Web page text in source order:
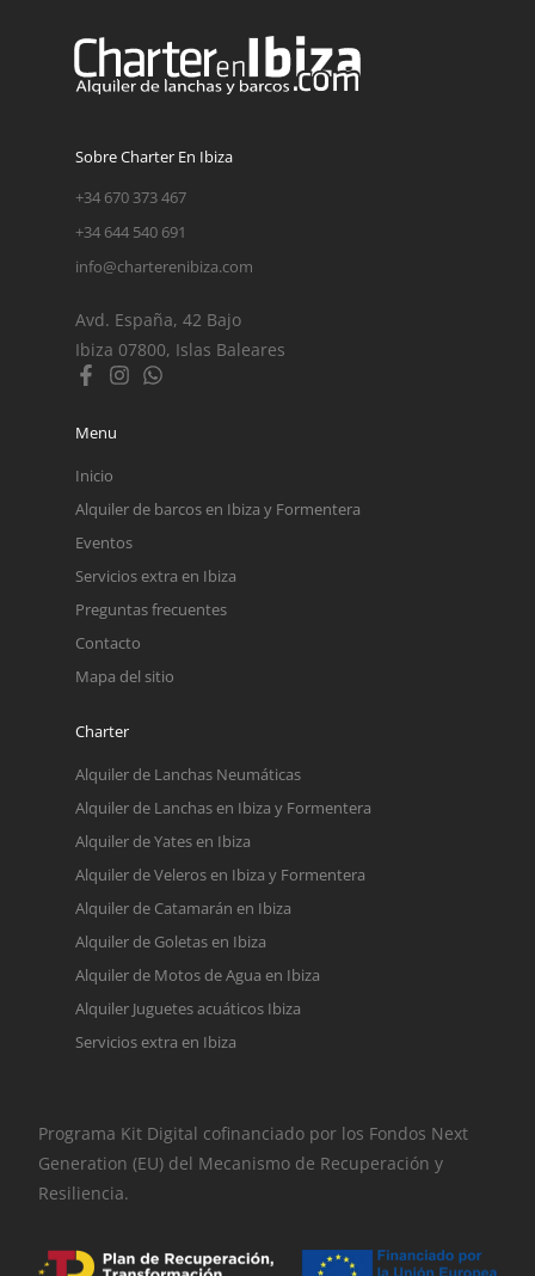
Sobre Charter En Ibiza
+34 670 373 467
+34 644 540 691
info@charterenibiza.com
Avd. España, 42 Bajo
Ibiza 07800, Islas Baleares
Menu
Inicio
Alquiler de barcos en Ibiza y Formentera
Eventos
Servicios extra en Ibiza
Preguntas frecuentes
Contacto
Mapa del sitio
Charter
Alquiler de Lanchas Neumáticas
Alquiler de Lanchas en Ibiza y Formentera
Alquiler de Yates en Ibiza
Alquiler de Veleros en Ibiza y Formentera
Alquiler de Catamarán en Ibiza
Alquiler de Goletas en Ibiza
Alquiler de Motos de Agua en Ibiza
Alquiler Juguetes acuáticos Ibiza
Servicios extra en Ibiza
Programa Kit Digital cofinanciado por los Fondos Next
Generation (EU) del Mecanismo de Recuperación y
Resiliencia.